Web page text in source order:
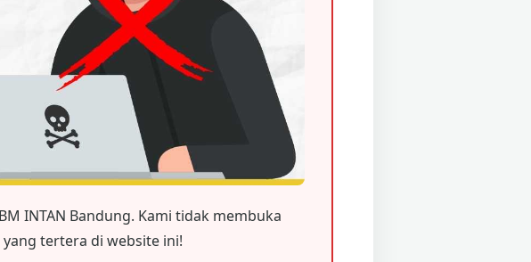
INTAN Bandung. Kami tidak membuka
tertera di website ini!